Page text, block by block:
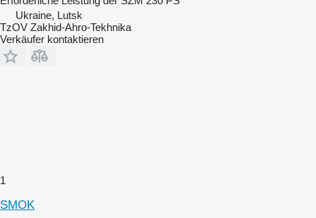
Ukraine, Lutsk
TzOV Zakhid-Ahro-Tekhnika
Verkäufer kontaktieren
1
SMOK